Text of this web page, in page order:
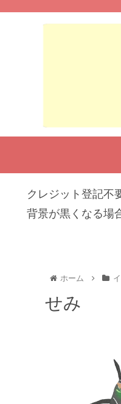
クレジット登記不
背景が黒くなる場
ホーム
せみ